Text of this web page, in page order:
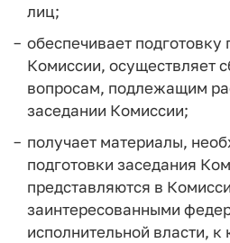
лиц;
обеспечивает подготовку
Комиссии, осуществляет
вопросам, подлежащим
заседании Комиссии;
получает материалы,
подготовки заседания
представляются в
заинтересованными
исполнительной власти, к